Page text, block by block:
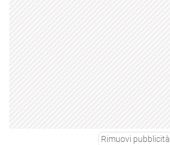
Rimuovi pubblicità